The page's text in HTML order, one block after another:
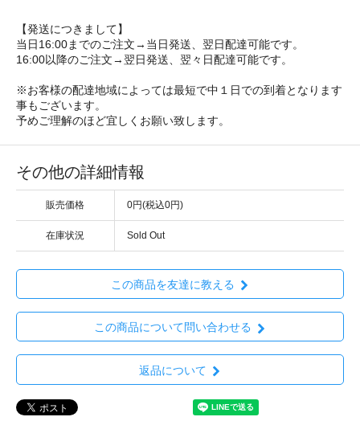
【発送につきまして】
当日16:00までのご注文→当日発送、翌日配達可能です。
16:00以降のご注文→翌日発送、翌々日配達可能です。
※お客様の配達地域によっては最短で中１日での到着となります
事もございます。
予めご理解のほど宜しくお願い致します。
その他の詳細情報
販売価格 0円(税込0円)
在庫状況 Sold Out
この商品を友達に教える
この商品について問い合わせる
返品について